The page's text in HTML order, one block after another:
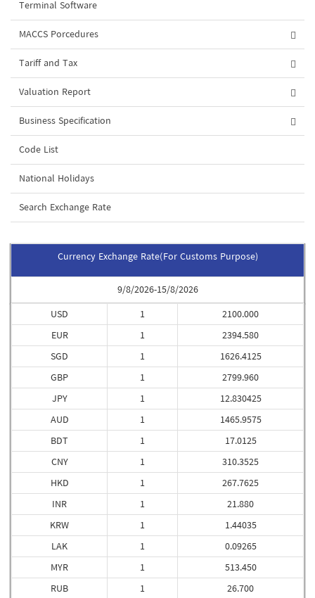
Terminal Software
MACCS Porcedures
Tariff and Tax
Valuation Report
Business Specification
Code List
National Holidays
Search Exchange Rate
Currency Exchange Rate(For Customs Purpose)
9/8/2026-15/8/2026
USD
EUR
SGD
GBP
JPY
AUD
BDT
CNY
HKD
INR
KRW
LAK
MYR
RUB
1
1
1
1
1
1
1
1
1
1
1
1
1
1
2100.000
2394.580
1626.4125
2799.960
12.830425
1465.9575
17.0125
310.3525
267.7625
21.880
1.44035
0.09265
513.450
26.700